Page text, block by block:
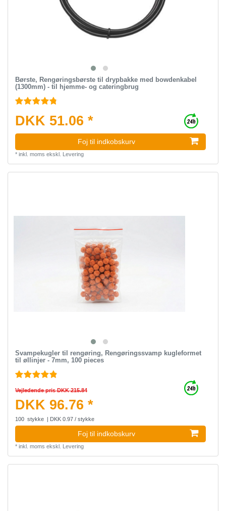
Børste, Rengøringsbørste til drypbakke med bowdenkabel
(1300mm) - til hjemme- og cateringbrug
DKK 51.06 *
Foj til indkobskurv
* inkl. moms ekskl. Levering
Svampekugler til rengøring, Rengøringssvamp kugleformet
til øllinjer - 7mm, 100 pieces
Vejledende pris DKK 215.84
DKK 96.76 *
100 stykke | DKK 0.97 / stykke
Foj til indkobskurv
* inkl. moms ekskl. Levering